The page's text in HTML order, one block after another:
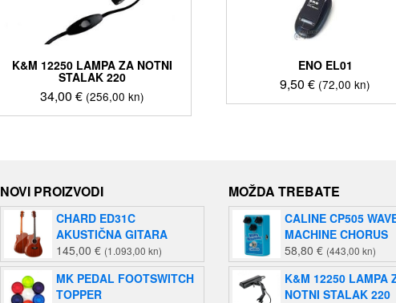
K&M 12250 LAMPA ZA NOTNI
STALAK 220
34,00 € (256,00 kn)
ENO EL01
9,50€ (72,00 kn)
NOVI PROIZVODI
CHARD ED31C
AKUSTIČNA GITARA
145,00 € (1.093,00 kn)
MK PEDAL FOOTSWITCH
TOPPER
MOŽDA TREBATE
CALINE CP505
MACHINE CHORUS
58,80 € (443,00 kn)
K&M 12250 LAMPA
NOTNI STALAK 220